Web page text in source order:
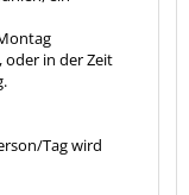
oder in der Zeit
Tag wird